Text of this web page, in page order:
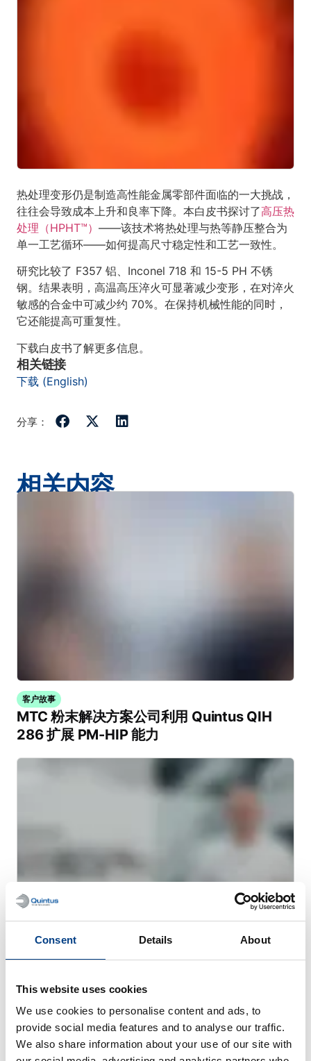
Consent Details About
This website uses cookies
We use cookies to personalise content and ads, to
provide social media features and to analyse our traffic.
We also share information about your use of our site with
热处理变形仍是制造高性能金属零部件面临的一大挑战，
往往会导致成本上升和良率下降。本白皮书探讨了高压热
处理（HPHT™） ——该技术将热处理与热等静压整合为
单一工艺循环——如何提高尺寸稳定性和工艺一致性。
研究比较了 F357 铝、Inconel 718 和 15-5 PH 不锈
钢。结果表明，高温高压淬火可显著减少变形，在对淬火
敏感的合金中可减少约 70%。在保持机械性能的同时，
它还能提高可重复性。
下载白皮书了解更多信息。
相关链接
下载 (English)
分享：
相关内容
客户故事
MTC 粉末解决方案公司利用 Quintus QIH
286 扩展 PM-HIP 能力
用于金属 AM 的热等静压工艺 (HIP)